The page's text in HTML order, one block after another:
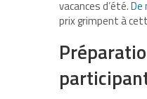
vacances d’été.De
prix grimpent à